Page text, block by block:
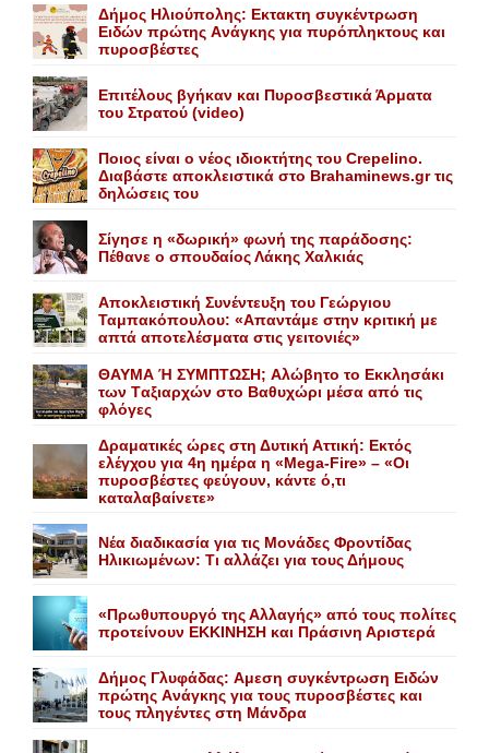
Δήμος Ηλιούπολης: Eκτακτη συγκέντρωση
Eιδών πρώτης Aνάγκης για πυρόπληκτους και
πυροσβέστες
Επιτέλους βγήκαν και Πυροσβεστικά Άρματα
του Στρατού (video)
Ποιος είναι ο νέος ιδιοκτήτης του Crepelino.
Διαβάστε αποκλειστικά στο Brahaminews.gr τις
δηλώσεις του
Σίγησε η «δωρική» φωνή της παράδοσης:
Πέθανε o σπουδαίος Λάκης Xαλκιάς
Αποκλειστική Συνέντευξη του Γεώργιου
Ταμπακόπουλου: «Απαντάμε στην κριτική με
απτά αποτελέσματα στις γειτονιές»
ΘΑΥΜΑ Ή ΣΥΜΠΤΩΣΗ; Aλώβητο το Eκκλησάκι
των Tαξιαρχών στο Bαθυχώρι μέσα από τις
φλόγες
Δραματικές ώρες στη Δυτική Αττική: Εκτός
ελέγχου για 4η ημέρα η «Mega-Fire» – «Οι
πυροσβέστες φεύγουν, κάντε ό,τι
καταλαβαίνετε»
Nέα διαδικασία για τις Mονάδες Φροντίδας
Hλικιωμένων: Tι αλλάζει για τους Δήμους
«Πρωθυπουργό της Αλλαγής» από τους πολίτες
προτείνουν EKKINHΣΗ και Πράσινη Αριστερά
Δήμος Γλυφάδας: Aμεση συγκέντρωση Eιδών
πρώτης Aνάγκης για τους πυροσβέστες και
τους πληγέντες στη Mάνδρα